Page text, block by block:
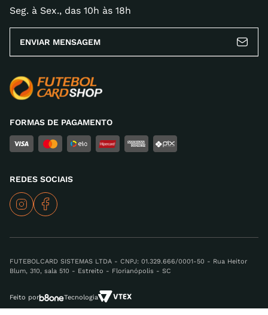
Seg. à Sex., das 10h às 18h
ENVIAR MENSAGEM
FORMAS DE PAGAMENTO
REDES SOCIAIS
FUTEBOLCARD SISTEMAS LTDA - CNPJ: 01.329.666/0001-50 - Rua Heitor
Blum, 310, sala 510 - Estreito - Florianópolis - SC
Feito por Tecnologia